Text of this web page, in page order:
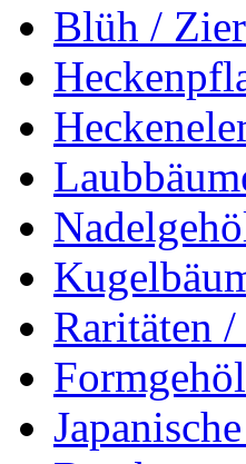
Blüh /
Raritäten